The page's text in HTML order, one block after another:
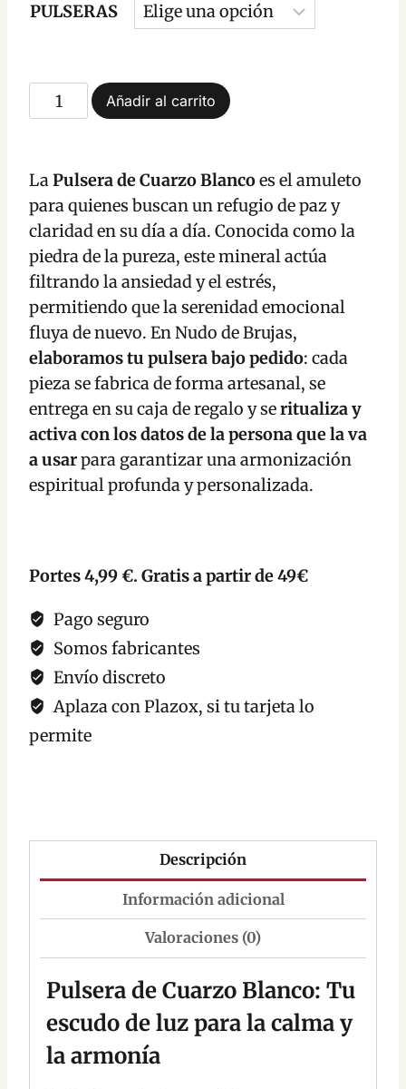
precios:
7,95 €
hasta
LaPulsera de Cuarzo Blancoes el amuleto
para quienes buscan un refugio de paz y
claridad en su día a día. Conocida como la
piedra de la pureza, este mineral actúa
filtrando la ansiedad y el estrés,
permitiendo que la serenidad emocional
fluya de nuevo. En Nudo de Brujas,
elaboramos tu pulsera bajo pedido: cada
pieza se fabrica de forma artesanal, se
entrega en su caja de regalo y seritualiza y
activa con los datos de la persona que la va
a usarpara garantizar una armonización
espiritual profunda y personalizada.
PULSERAS
Pulsera
de
Blanco
Amuleto
de
Paz,
Purificación
Serenidad
Emocional
cantidad
Añadir al carrito
Portes 4,99 €. Gratis a partir de 49€
Pago seguro
Somos fabricantes
Envío discreto
Aplaza con Plazox, si tu tarjeta lo
permite
Descripción
Información adicional
Valoraciones (0)
Pulsera de Cuarzo Blanco: Tu
escudo de luz para la calma y
la armonía